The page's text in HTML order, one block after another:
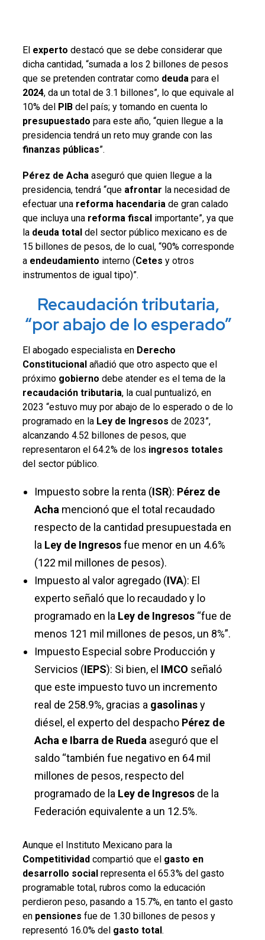
El experto destacó que se debe considerar que
dicha cantidad, “sumada a los 2 billones de pesos
que se pretenden contratar como deuda para el
2024, da un total de 3.1 billones”, lo que equivale al
10% del PIBdel país; y tomando en cuenta lo
presupuestado para este año, “quien llegue a la
presidencia tendrá un reto muy grande con las
finanzas públicas”.
Pérez de Acha aseguró que quien llegue a la
presidencia, tendrá “que afrontar la necesidad de
efectuar una reforma hacendaria de gran calado
que incluya una reforma fiscalimportante”, ya que
la deuda totaldel sector público mexicano es de
15 billones de pesos, de lo cual, “90% corresponde
a endeudamiento interno (Cetes y otros
instrumentos de igual tipo)”.
Recaudación tributaria,
“por abajo de lo esperado”
El abogado especialista en Derecho
Constitucionalañadió que otro aspecto que el
próximo gobierno debe atender es el tema de la
recaudación tributaria, la cual puntualizó, en
2023 “estuvo muy por abajo de lo esperado o de lo
programado en la Ley de Ingresos de 2023”,
alcanzando 4.52 billones de pesos, que
representaron el 64.2% de los ingresos totales
del sector público.
Impuesto sobre la renta (ISR): Pérez de
Acha mencionó que el total recaudado
respecto de la cantidad presupuestada en
la Ley de Ingresosfue menor en un 4.6%
(122 mil millones de pesos).
Impuesto al valor agregado (IVA): El
experto señaló que lo recaudado y lo
programado en la Ley de Ingresos“fue de
menos 121 mil millones de pesos, un 8%”.
Impuesto Especial sobre Producción y
Servicios (IEPS): Si bien, el IMCO señaló
que este impuesto tuvo un incremento
real de 258.9%, gracias a gasolinasy
diésel, el experto del despacho Pérez de
Acha e Ibarra de Rueda aseguró que el
saldo “también fue negativo en 64 mil
millones de pesos, respecto del
programado de la Ley de Ingresosde la
Federación equivalente a un 12.5%.
Aunque el Instituto Mexicano para la
Competitividadcompartió que el gasto en
desarrollo socialrepresenta el 65.3% del gasto
programable total, rubros como la educación
perdieron peso, pasando a 15.7%, en tanto el gasto
en pensiones fue de 1.30 billones de pesos y
representó 16.0% del gasto total.